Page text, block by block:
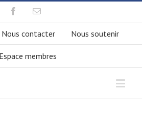
Nous contacter Nous soutenir
Espace membres